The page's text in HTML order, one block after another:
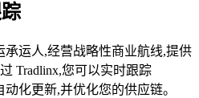
承运人,经营战略性商业航线,提供
Tradlinx,您可以实时跟踪
动化更新,并优化您的供应链。